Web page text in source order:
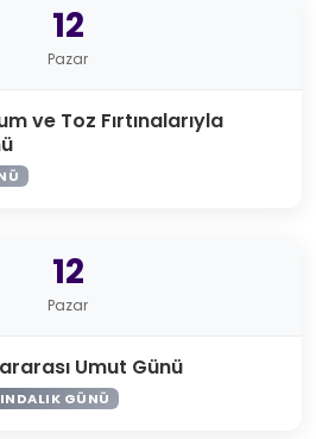
12
Pazar
ve Toz Fırtınalarıyla
12
Pazar
Umut Günü
GÜNÜ